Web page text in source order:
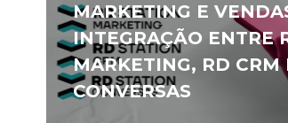
MARKETING E
INTEGRAÇÃO ENTRE
MARKETING, RD CRM
CONVERSAS